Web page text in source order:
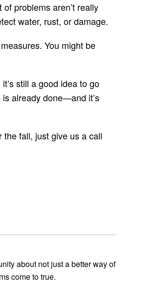
problems a​ren’t really
water, rust, or damage.
You might be
still a good idea to go
already done—and it’s
fall, just give us a call
about not just a better way of
come to true.